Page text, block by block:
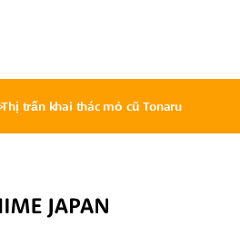
Thị trấn khai thác mỏ cũ Tonaru